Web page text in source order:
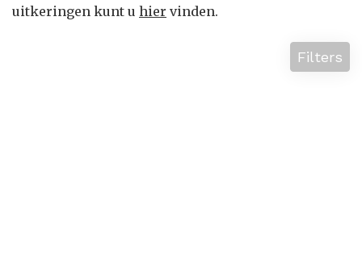
uitkeringen kunt u hier vinden.
Filters